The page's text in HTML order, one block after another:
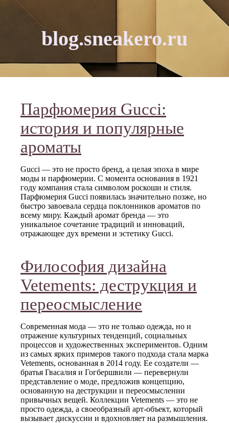
blog.sneakero.ru
Парфюмерия Gucci:
история и популярные
ароматы
Gucci — это не просто бренд, а целая эпоха в мире
моды и парфюмерии. С момента основания в 1921
году компания стала символом роскоши и стиля.
Парфюмерия Gucci появилась значительно позже, но
быстро завоевала сердца поклонников ароматов по
всему миру. Каждый аромат бренда — это
уникальное сочетание традиций и инноваций,
отражающее дух времени и эстетику Gucci.
Философия дизайна
Vetements: деструкция и
переосмысление
Современная мода — это не только одежда, но и
отражение культурных тенденций, социальных
процессов и художественных экспериментов. Одним
из самых ярких примеров такого подхода стала марка
Vetements, основанная в 2014 году. Ее создатели —
братья Гвасалия и Гогбершвили — перевернули
представление о моде, предложив концепцию,
основанную на деструкции и переосмыслении
привычных вещей. Коллекции Vetements — это не
просто одежда, а своеобразный арт-объект, который
вызывает дискуссии и вдохновляет на размышления.